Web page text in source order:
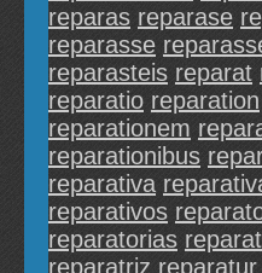
reparas reparase
reparasse
reparasteis reparat
reparatio reparation
reparationem
reparationibus
reparativa
reparativos
reparatorias
reparatriz reparatur